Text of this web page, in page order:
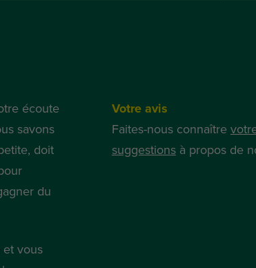
écoute
savons
doit
du
et vous
Votre avis
Faites-nous connaître
suggestionsà propos de